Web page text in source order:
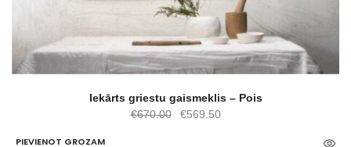
Iekārts griestu gaismeklis – Pois
€670.00
Original
€569.50Current
PIEVIENOT GROZAM